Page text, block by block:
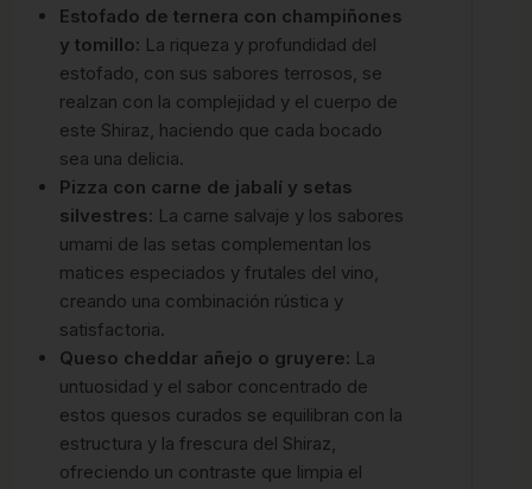
Estofado de ternera con champiñones
y tomillo: La riqueza y profundidad del
estofado, con sus sabores terrosos, se
realzan con la complejidad y el cuerpo de
este Shiraz, haciendo que cada bocado
sea una delicia.
Pizza con carne de jabalí y setas
silvestres: La carne salvaje y los sabores
umami de las setas complementan los
matices especiados y frutales del vino,
creando una combinación rústica y
satisfactoria.
Queso cheddar añejo o gruyere: La
untuosidad y el sabor concentrado de
estos quesos curados se equilibran con la
estructura y la frescura del Shiraz,
ofreciendo un contraste que limpia el